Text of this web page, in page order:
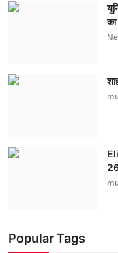
Popular Tags